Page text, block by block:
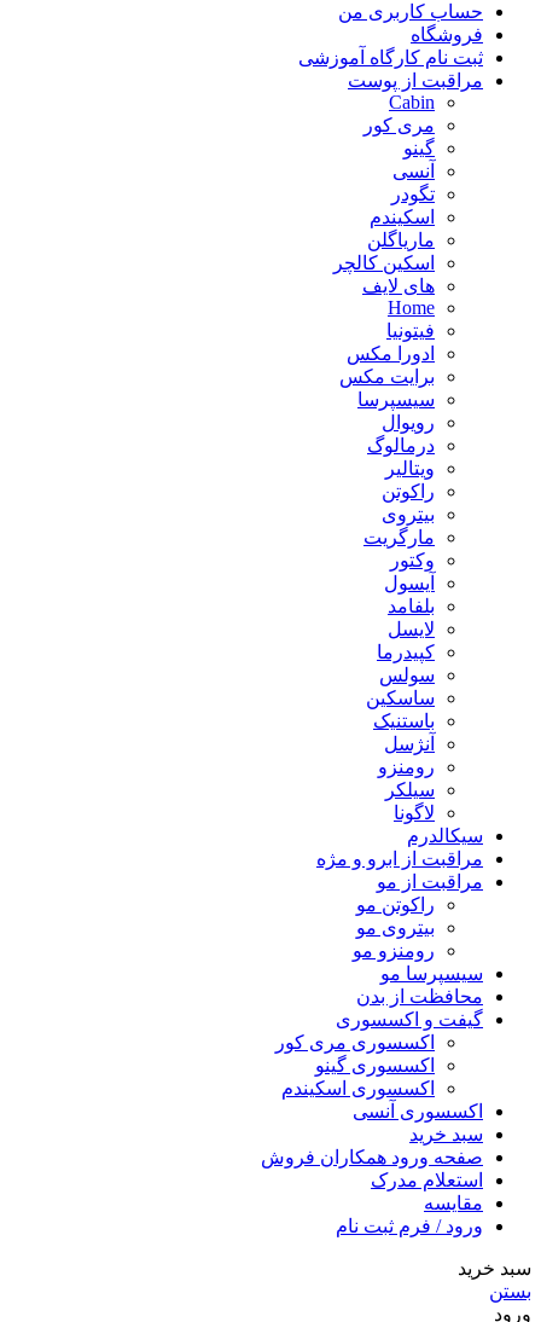
حساب کاربری من
فروشگاه
ثبت نام کارگاه آموزشی
مراقبت از پوست
Cabin
مری کور
گینو
آنسی
تگودر
اسکیندم
ماریاگلن
اسکین کالچر
های لایف
Home
فیتونیا
ادورا مکس
برایت مکس
سیسپرسا
رویوال
درمالوگ
ویتالیر
راکوتن
بیتروی
مارگریت
وکتور
آیسول
بلفامد
لایسل
کپیدرما
سولس
ساسکین
باستنیک
آنژسل
رومنزو
سیلکر
لاگونا
سیکالدرم
مراقبت از ابرو و مژه
مراقبت از مو
راکوتن مو
بیتروی مو
رومنزو مو
سیسپرسا مو
محافظت از بدن
گیفت و اکسسوری
اکسسوری مری کور
اکسسوری گینو
اکسسوری اسکیندم
اکسسوری آنسی
سبد خرید
صفحه ورود همکاران فروش
استعلام مدرک
مقایسه
ورود / فرم ثبت نام
سبد خرید
بستن
ورود